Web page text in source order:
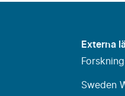
Externa
Sweden